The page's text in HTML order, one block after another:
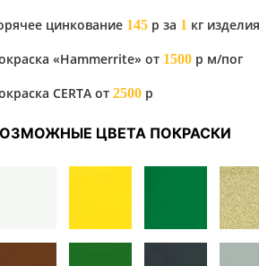
цинкование 145 р за 1 кг изделия
«Hammerrite» от 1500 р м/пог
CERTA от 2500 р
ЦВЕТА ПОКРАСКИ